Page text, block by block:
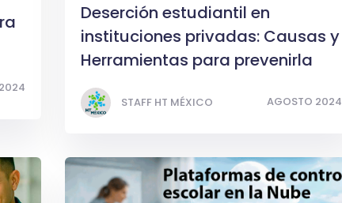
Deserción estudiantil en
instituciones privadas: Causas y
Herramientas para prevenirla
STAFF HT MÉXICO AGOSTO 2024